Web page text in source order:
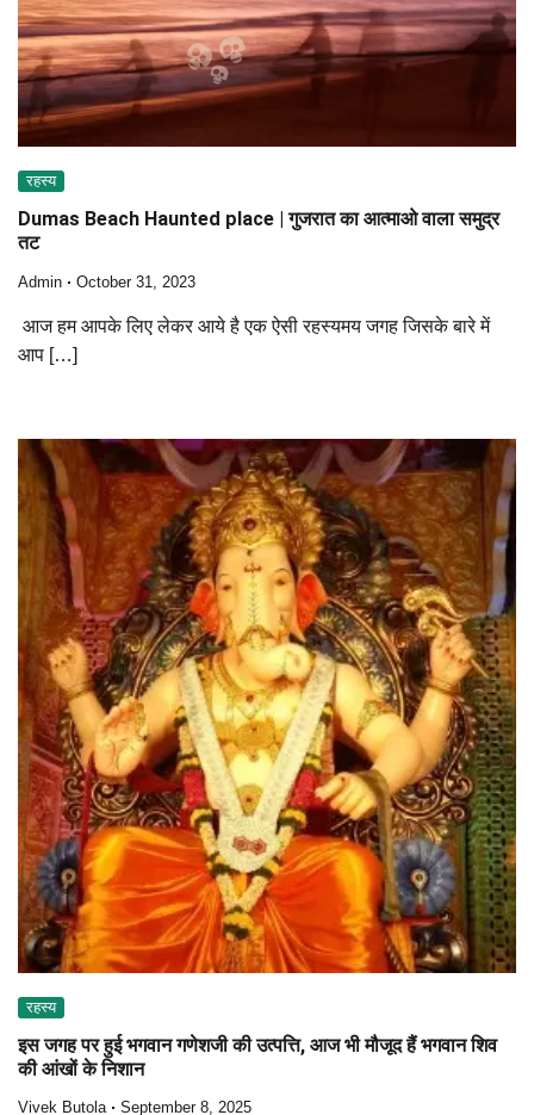
रहस्य
Dumas Beach Haunted place | गुजरात का आत्माओ वाला समुद्र
तट
Admin October 31, 2023
आज हम आपके लिए लेकर आये है एक ऐसी रहस्यमय जगह जिसके बारे में
आप […]
रहस्य
इस जगह पर हुई भगवान गणेशजी की उत्पत्ति, आज भी मौजूद हैं भगवान शिव
की आंखों के निशान
Vivek Butola September 8, 2025